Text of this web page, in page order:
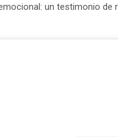
un testimonio de